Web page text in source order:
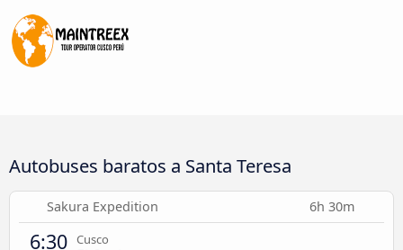
Autobuses baratos a Santa Teresa
Sakura Expedition 6h 30m
6:30 Cusco